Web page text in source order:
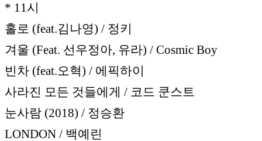
* 11시
홀로 (feat.김나영) / 정키
겨울 (Feat. 선우정아, 유라) / Cosmic Boy
빈차 (feat.오혁) / 에픽하이
사라진 모든 것들에게 / 코드 쿤스트
눈사람 (2018) / 정승환
LONDON / 백예린